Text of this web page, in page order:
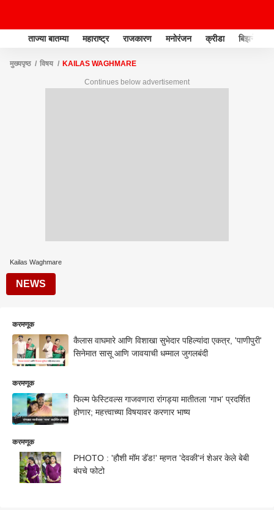
ताज्या बातम्या महाराष्ट्र राजकारण मनोरंजन क्रीडा बिझनेस
मुख्यपृष्ठ विषय KAILAS WAGHMARE
Continues below advertisement
Kailas Waghmare
NEWS
करमणूक
कैलास वाघमारे आणि विशाखा सुभेदार पहिल्यांदा एकत्र, 'पाणीपुरी'
सिनेमात सासू आणि जावयाची धम्माल जुगलबंदी
करमणूक
फिल्म फेस्टिवल्स गाजवणारा रांगड्या मातीतला ‘गाभ’ प्रदर्शित
होणार; महत्त्वाच्या विषयावर करणार भाष्य
करमणूक
PHOTO : 'हौशी मॉम डॅड!' म्हणत 'देवकी'नं शेअर केले बेबी
बंपचे फोटो